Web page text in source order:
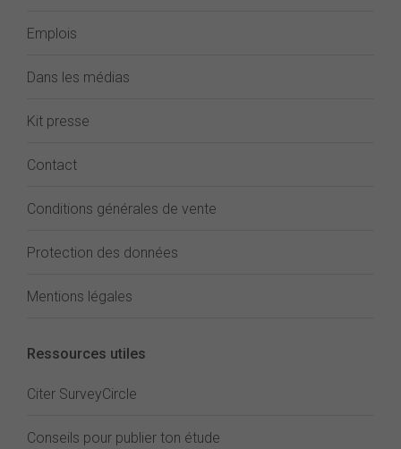
Emplois
Dans les médias
Kit presse
Contact
Conditions générales de vente
Protection des données
Mentions légales
Ressources utiles
Citer SurveyCircle
Conseils pour publier ton étude